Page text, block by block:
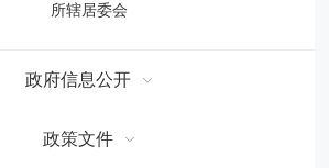
所辖居委会
政府信息公开
政策文件